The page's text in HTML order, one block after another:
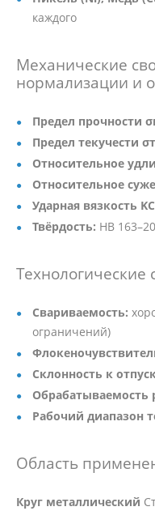
каждого
Механические
нормализации и
Предел прочности
Предел текучести
Относительное
Относительное
Ударная вязкость
Твёрдость: HB
Технологические
Свариваемость:
ограничений)
Склонность к
Обрабатываемость
Рабочий диапазон
Область
Круг металлический